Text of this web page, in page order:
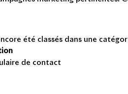
été classés dans une
de contact